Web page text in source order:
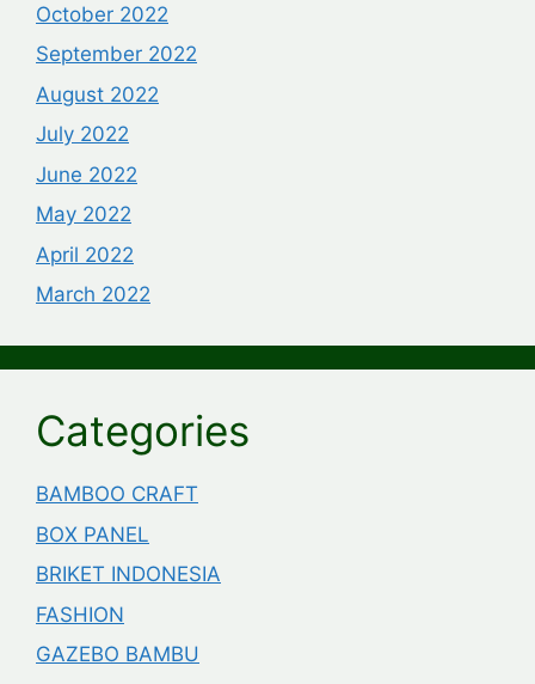
October 2022
September 2022
August 2022
July 2022
June 2022
May 2022
April 2022
March 2022
Categories
BAMBOO CRAFT
BOX PANEL
BRIKET INDONESIA
FASHION
GAZEBO BAMBU